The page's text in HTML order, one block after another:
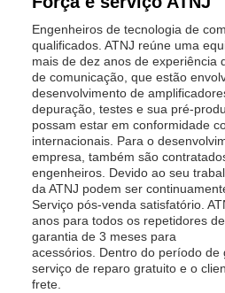
Engenheiros de tecnologia de
qualificados. ATNJ reúne uma
mais de dez anos de experiência
de comunicação, que estão
desenvolvimento de
depuração, testes e sua pré-
possam estar em conformidade
internacionais. Para o
empresa, também são
engenheiros. Devido ao seu
da ATNJ podem ser
Serviço pós-venda satisfatório.
anos para todos os repetidores
garantia de 3 meses para
acessórios. Dentro do período de
serviço de reparo gratuito e o
frete.